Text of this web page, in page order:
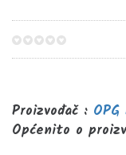
Proizvođač : OPG
Općenito o